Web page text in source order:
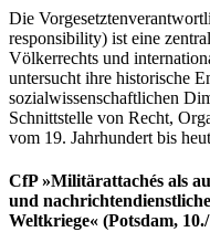
Die
responsibility) ist eine
Völkerrechts und
untersucht ihre historische
sozialwissenschaftlichen
Schnittstelle von Recht,
vom 19. Jahrhundert bis
CfP »Militärattachés als
und
Weltkriege« (Potsdam, 10./